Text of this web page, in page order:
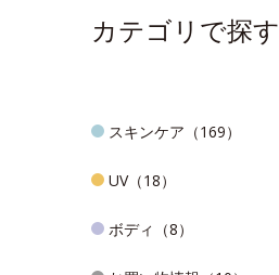
カテゴリで探す
スキンケア（169）
UV（18）
ボディ（8）